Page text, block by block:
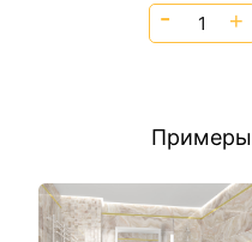
Примеры